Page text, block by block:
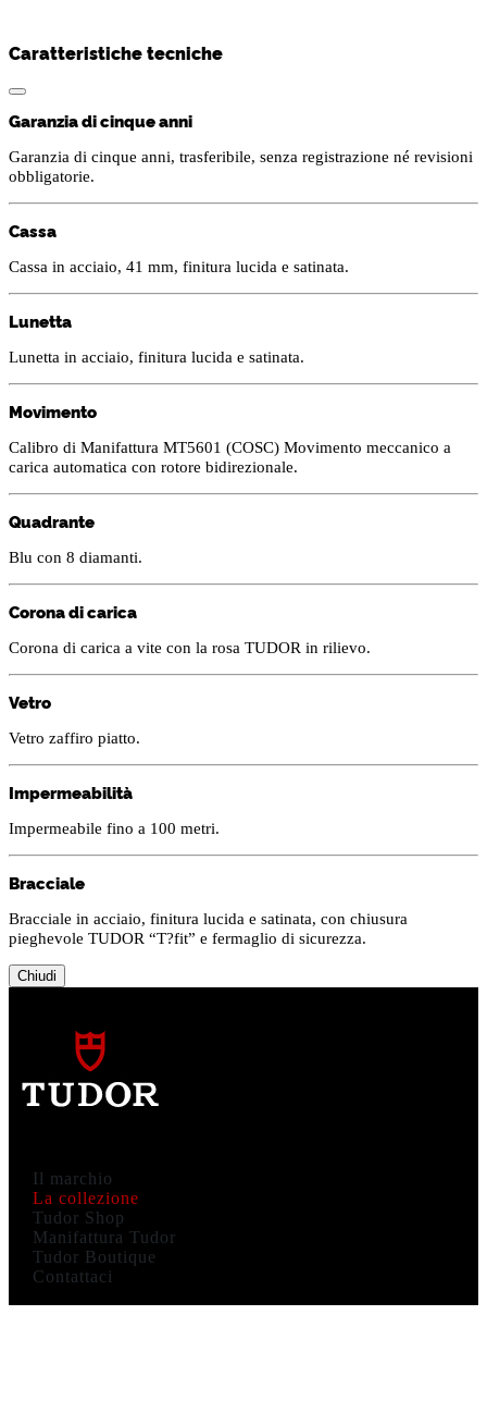
Caratteristiche tecniche
Garanzia di cinque anni
Garanzia di cinque anni, trasferibile, senza registrazione né revisioni
obbligatorie.
Cassa
Cassa in acciaio, 41 mm, finitura lucida e satinata.
Lunetta
Lunetta in acciaio, finitura lucida e satinata.
Movimento
Calibro di Manifattura MT5601 (COSC) Movimento meccanico a
carica automatica con rotore bidirezionale.
Quadrante
Blu con 8 diamanti.
Corona di carica
Corona di carica a vite con la rosa TUDOR in rilievo.
Vetro
Vetro zaffiro piatto.
Impermeabilità
Impermeabile fino a 100 metri.
Bracciale
Bracciale in acciaio, finitura lucida e satinata, con chiusura
pieghevole TUDOR “T?fit” e fermaglio di sicurezza.
Chiudi
Il marchio
La collezione
Tudor Shop
Manifattura Tudor
Tudor Boutique
Contattaci